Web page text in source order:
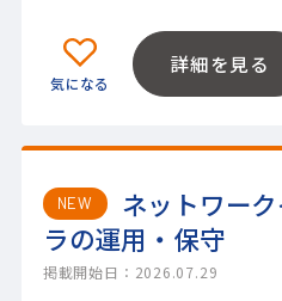
詳細を見る
NEW
ネットワー
ラの運用・保守
掲載開始日：2026.07.29